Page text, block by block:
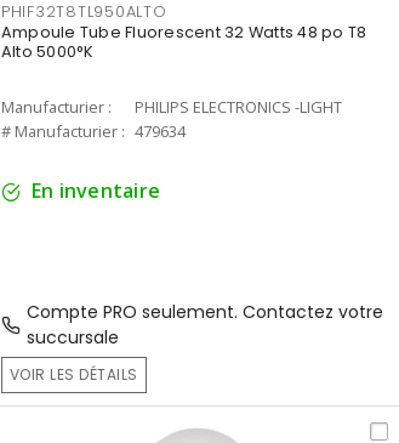
PHIF32T8TL950ALTO
Ampoule Tube Fluorescent 32 Watts 48 po T8
Alto 5000°K
Manufacturier :
PHILIPS ELECTRONICS -LIGHT
# Manufacturier : 479634
En inventaire
Compte PRO seulement. Contactez votre
succursale
VOIR LES DÉTAILS